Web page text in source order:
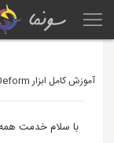
آموزش کامل ابزار Deform به همراه مثال
با سلام خدمت